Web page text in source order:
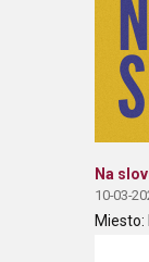
Na
10-03-
Miesto: